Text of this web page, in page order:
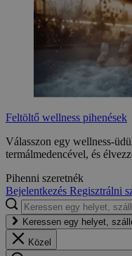
Feltöltő wellness pihenések
Válasszon egy wellness-
termálmedencével, és
Pihenni szeretnék
Bejelentkezés Regisztrálni
Keressen egy helyet,
Közel